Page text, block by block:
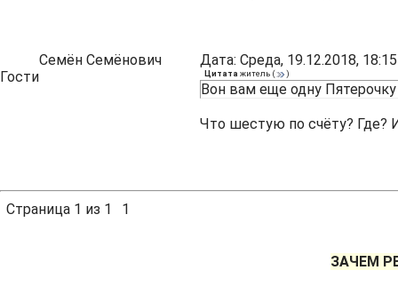
Семён Семёнович
Дата: Среда, 19.12.2018,
Гости
Цитата житель ( )
Вон вам еще одну
Что шестую по счёту? Где?
Страница 1 из 1 1
ЗАЧЕМ